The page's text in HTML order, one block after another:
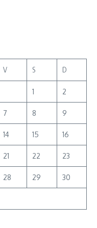
V S D
1 2
7 8 9
14 15 16
21 22 23
28 29 30